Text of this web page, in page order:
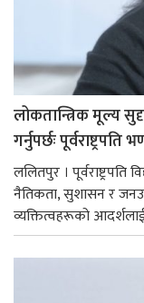
लोकतान्त्रिक मूल्य
गर्नुपर्छः पूर्वराष्ट्रपति
ललितपुर । पूर्वराष्ट्रपति
नैतिकता, सुशासन र
व्यक्तित्वहरूको